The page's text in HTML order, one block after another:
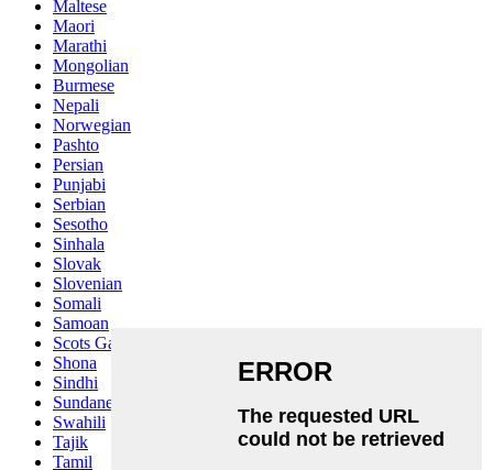
Maltese
Maori
Marathi
Mongolian
Burmese
Nepali
Norwegian
Pashto
Persian
Punjabi
Serbian
Sesotho
Sinhala
Slovak
Slovenian
Somali
Samoan
Scots Gaelic
Shona
Sindhi
Sundanese
Swahili
Tajik
Tamil